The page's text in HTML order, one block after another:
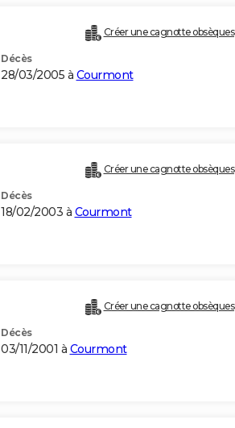
Créer une cagnotte obsèques
Décès
28/03/2005 à Courmont
Créer une cagnotte obsèques
Décès
18/02/2003 à Courmont
Créer une cagnotte obsèques
Décès
03/11/2001 à Courmont